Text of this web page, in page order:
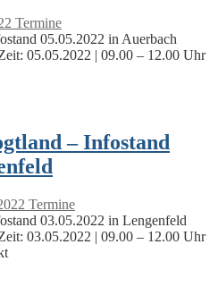
Termine
05.05.2022 in Auerbach
05.05.2022 | 09.00 – 12.00 Uhr
– Infostand
Termine
03.05.2022 in Lengenfeld
03.05.2022 | 09.00 – 12.00 Uhr